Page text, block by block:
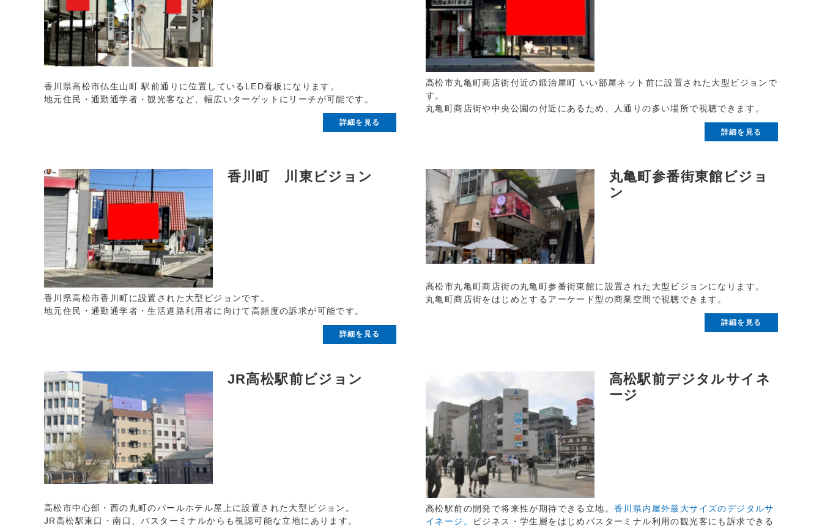
香川県高松市仏生山町 駅前通りに位置しているLED看板になります。
地元住民・通勤通学者・観光客など、幅広いターゲットにリーチが可能です。
詳細を見る
高松市丸亀町商店街付近の鍛治屋町 いい部屋ネット前に設置された大型ビジョンで
す。
丸亀町商店街や中央公園の付近にあるため、人通りの多い場所で視聴できます。
詳細を見る
香川町 川東ビジョン
香川県高松市香川町に設置された大型ビジョンです。
地元住民・通勤通学者・生活道路利用者に向けて高頻度の訴求が可能です。
詳細を見る
丸亀町参番街東館ビジョ
ン
高松市丸亀町商店街の丸亀町参番街東館に設置された大型ビジョンになります。
丸亀町商店街をはじめとするアーケード型の商業空間で視聴できます。
詳細を見る
JR高松駅前ビジョン
高松市中心部・西の丸町のパールホテル屋上に設置された大型ビジョン。
JR高松駅東口・南口、バスターミナルからも視認可能な立地にあります。
高松駅前デジタルサイネ
ージ
高松駅前の開発で将来性が期待できる立地。 香川県内屋外最大サイズのデジタルサ
イネージ。
ビジネス・学生層をはじめバスターミナル利用の観光客にも訴求できる